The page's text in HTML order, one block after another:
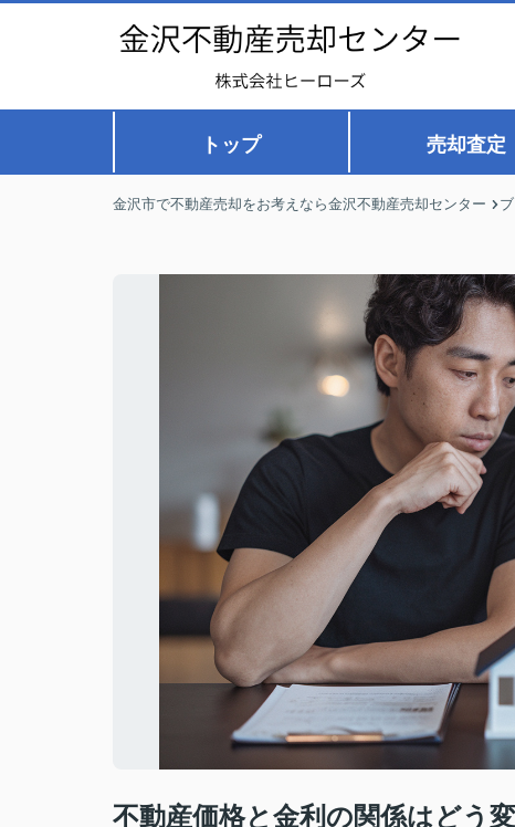
トップ 売却査定
金沢市で不動産売却をお考えなら金沢不動産売却センター
不動産価格と金利の関係はどう